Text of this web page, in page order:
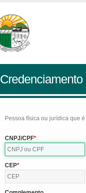
Pessoa física ou jurídica que
CNPJ/CPF
CEP